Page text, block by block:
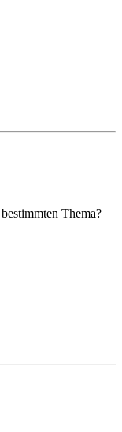
Thema?